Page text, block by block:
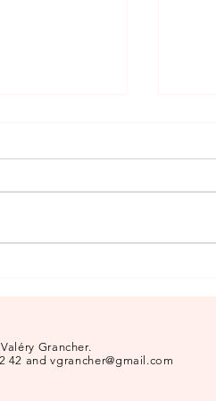
Grancher.
42 and vgrancher@gmail.com